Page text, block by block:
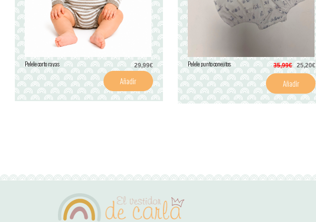
Pelele corto rayas 29,99€
Añadir
Pelele punto conejitos 35,99€ 25,20€
Añadir